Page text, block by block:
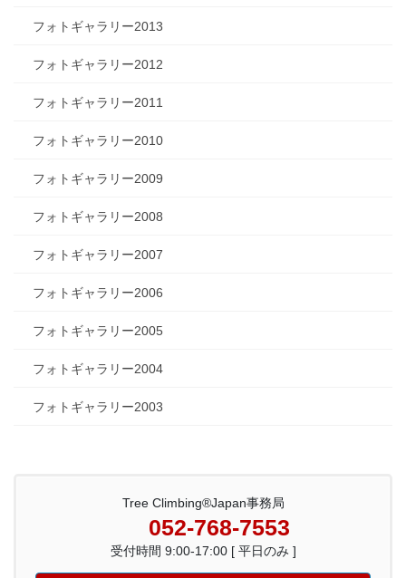
フォトギャラリー2013
フォトギャラリー2012
フォトギャラリー2011
フォトギャラリー2010
フォトギャラリー2009
フォトギャラリー2008
フォトギャラリー2007
フォトギャラリー2006
フォトギャラリー2005
フォトギャラリー2004
フォトギャラリー2003
Tree Climbing®Japan事務局
052-768-7553
受付時間 9:00-17:00 [ 平日のみ ]